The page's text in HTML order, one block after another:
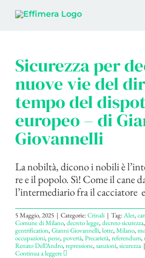
Sicurezza per
nuove vie del
tempo del
europeo – di
Giovannelli
La nobiltà, dicono i nobili è
re e il popolo. Sì! Come il cane
l’intermediario fra il cacciatore
5 Maggio, 2025 | Categorie:Crinali | Tag:Aler,
Comune di Milano,decreto legge,decreto sicurezza,
gentrification,Gianni Giovannelli,lotte,Milano,
occupazioni,pene,povertà,Precarietà,referendum,
Renato Dell’Andro,repressione,sanzioni,sicurezza |
Continua a leggere